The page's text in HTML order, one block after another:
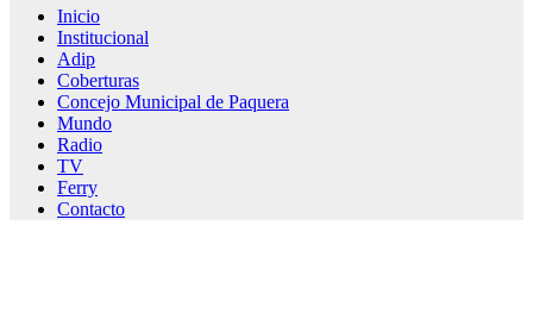
Inicio
Institucional
Adip
Coberturas
Concejo Municipal de Paquera
Mundo
Radio
TV
Ferry
Contacto